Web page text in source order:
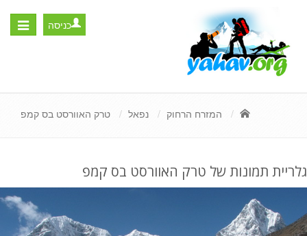
Toggle
כניסה
המזרח הרחוק נפאל טרק האוורסט בס קמפ
גלריית תמונות של טרק האוורסט בס קמפ